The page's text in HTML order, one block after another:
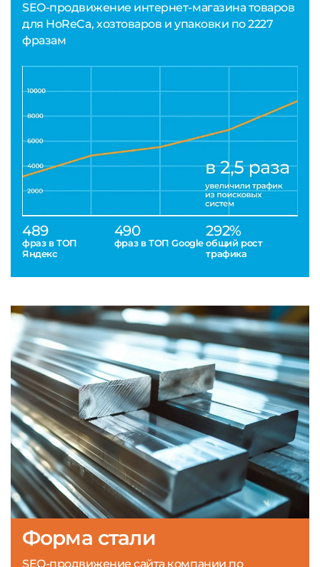
SEO-продвижение интернет-магазина товаров
для HoReCa, хозтоваров и упаковки по 2227
фразам
489
фраз в ТОП
Яндекс
490
фраз в ТОП Google
292%
общий рост
трафика
Форма стали
SEO-продвижение сайта компании по